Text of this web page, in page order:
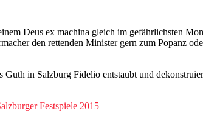
Deus ex machina gleich im gefährlichsten
den rettenden Minister gern zum Popanz
in Salzburg Fidelio entstaubt und
Festspiele 2015